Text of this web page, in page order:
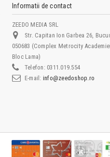
Informatii de contact
ZEEDO MEDIA SRL
Str. Capitan Ion Garbea 26,
050683 (Complex Metrocity
Bloc Lama)
Telefon: 0311.019.554
E-mail: info@zeedoshop.ro